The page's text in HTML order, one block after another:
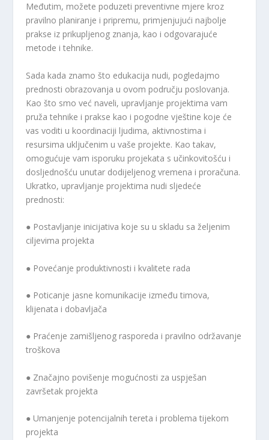
Međutim, možete poduzeti preventivne mjere kroz
pravilno planiranje i pripremu, primjenjujući najbolje
prakse iz prikupljenog znanja, kao i odgovarajuće
metode i tehnike.
Sada kada znamo što edukacija nudi, pogledajmo
prednosti obrazovanja u ovom području poslovanja.
Kao što smo već naveli, upravljanje projektima vam
pruža tehnike i prakse kao i pogodne vještine koje će
vas voditi u koordinaciji ljudima, aktivnostima i
resursima uključenim u vaše projekte. Kao takav,
omogućuje vam isporuku projekata s učinkovitošću i
dosljednošću unutar dodijeljenog vremena i proračuna.
Ukratko, upravljanje projektima nudi sljedeće
prednosti:
● Postavljanje inicijativa koje su u skladu sa željenim
ciljevima projekta
● Povećanje produktivnosti i kvalitete rada
● Poticanje jasne komunikacije između timova,
klijenata i dobavljača
● Praćenje zamišljenog rasporeda i pravilno održavanje
troškova
● Značajno povišenje mogućnosti za uspješan
završetak projekta
● Umanjenje potencijalnih tereta i problema tijekom
projekta